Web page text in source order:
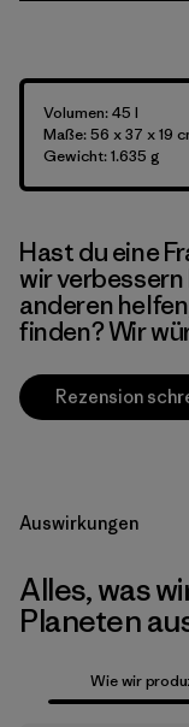
Volumen: 45 l
Maße: 56 x 37 x 19
Gewicht: 1.635 g
Hast du eine
wir
anderen
finden? Wir
Rezension
Auswirkungen
Alles, was
Planeten
Wie wir